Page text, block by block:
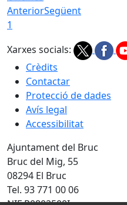
AnteriorSegüent
1
Xarxes socials:
Crèdits
Contactar
Protecció de dades
Avís legal
Accessibilitat
Ajuntament del Bruc
Bruc del Mig, 55
08294 El Bruc
Tel. 93 771 00 06